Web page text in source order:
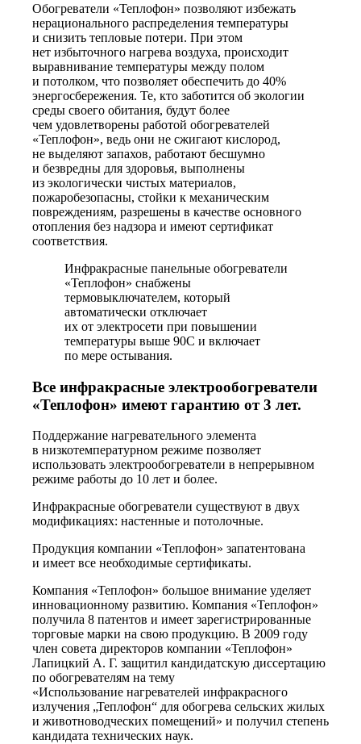
Обогреватели «Теплофон» позволяют избежать
нерационального распределения температуры
и снизить тепловые потери. При этом
нет избыточного нагрева воздуха, происходит
выравнивание температуры между полом
и потолком, что позволяет обеспечить до 40%
энергосбережения. Те, кто заботится об экологии
среды своего обитания, будут более
чем удовлетворены работой обогревателей
«Теплофон», ведь они не сжигают кислород,
не выделяют запахов, работают бесшумно
и безвредны для здоровья, выполнены
из экологически чистых материалов,
пожаробезопасны, стойки к механическим
повреждениям, разрешены в качестве основного
отопления без надзора и имеют сертификат
соответствия.
Инфракрасные панельные обогреватели
«Теплофон» снабжены
термовыключателем, который
автоматически отключает
их от электросети при повышении
температуры выше 90С и включает
по мере остывания.
Все инфракрасные электрообогреватели
«Теплофон» имеют гарантию от 3 лет.
Поддержание нагревательного элемента
в низкотемпературном режиме позволяет
использовать электрообогреватели в непрерывном
режиме работы до 10 лет и более.
Инфракрасные обогреватели существуют в двух
модификациях: настенные и потолочные.
Продукция компании «Теплофон» запатентована
и имеет все необходимые сертификаты.
Компания «Теплофон» большое внимание уделяет
инновационному развитию. Компания «Теплофон»
получила 8 патентов и имеет зарегистрированные
торговые марки на свою продукцию. В 2009 году
член совета директоров компании «Теплофон»
Лапицкий А. Г. защитил кандидатскую диссертацию
по обогревателям на тему
«Использование нагревателей инфракрасного
излучения „Теплофон“ для обогрева сельских жилых
и животноводческих помещений» и получил степень
кандидата технических наук.